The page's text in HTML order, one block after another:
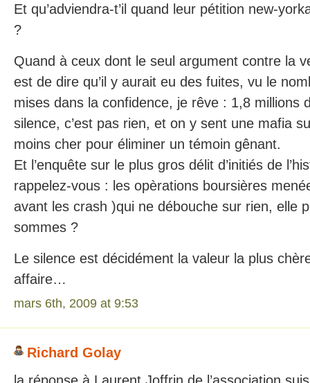
Et qu’adviendra-t’il quand leur pétition new-
?
Quand à ceux dont le seul argument contre la
est de dire qu’il y aurait eu des fuites, vu le
mises dans la confidence, je rêve : 1,8 millions
silence, c’est pas rien, et on y sent une mafia
moins cher pour éliminer un témoin gênant.
Et l’enquête sur le plus gros délit d’initiés de
rappelez-vous : les opèrations boursières
avant les crash )qui ne débouche sur rien, elle
sommes ?
Le silence est décidément la valeur la plus
affaire…
mars 6th, 2009 at 9:53
Richard Golay